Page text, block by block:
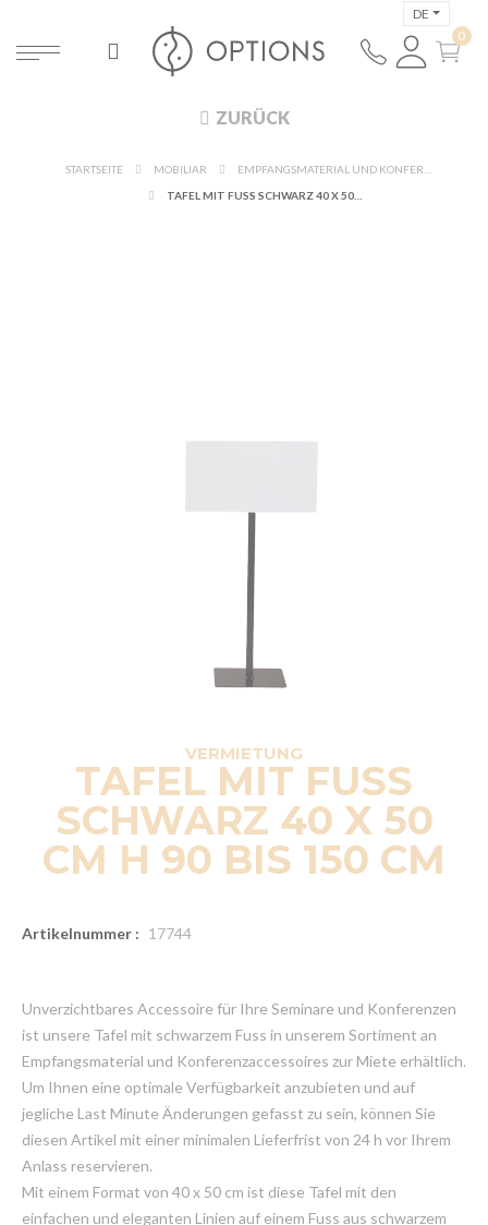
DE
ZURÜCK
STARTSEITE MOBILIAR
VERMIETUNG
TAFEL MIT FUSS
SCHWARZ 40 X 50
CM H 90 BIS 150 CM
Artikelnummer : 17744
Unverzichtbares Accessoire für Ihre Seminare und Konferenzen
ist unsere Tafel mit schwarzem Fuss in unserem Sortiment an
Empfangsmaterial und Konferenzaccessoires zur Miete erhältlich.
Um Ihnen eine optimale Verfügbarkeit anzubieten und auf
jegliche Last Minute Änderungen gefasst zu sein, können Sie
diesen Artikel mit einer minimalen Lieferfrist von 24 h vor Ihrem
Anlass reservieren.
Mit einem Format von 40 x 50 cm ist diese Tafel mit den
einfachen und eleganten Linien auf einem Fuss aus schwarzem